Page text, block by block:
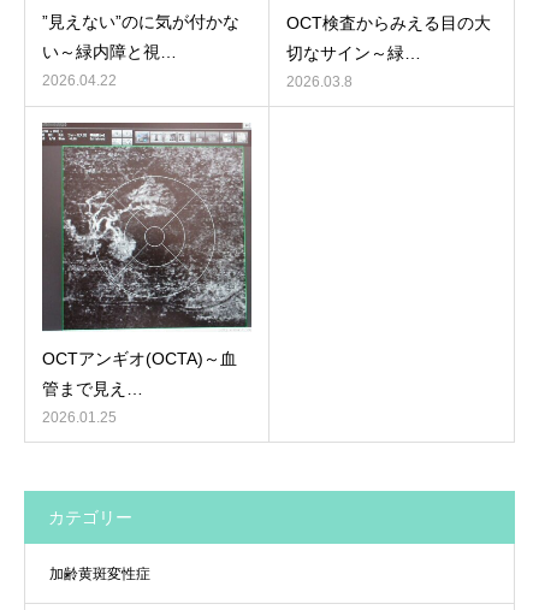
”見えない”のに気が付かな
い～緑内障と視…
2026.04.22
OCT検査からみえる目の大
切なサイン～緑…
2026.03.8
OCTアンギオ(OCTA)～血
管まで見え…
2026.01.25
カテゴリー
加齢黄斑変性症